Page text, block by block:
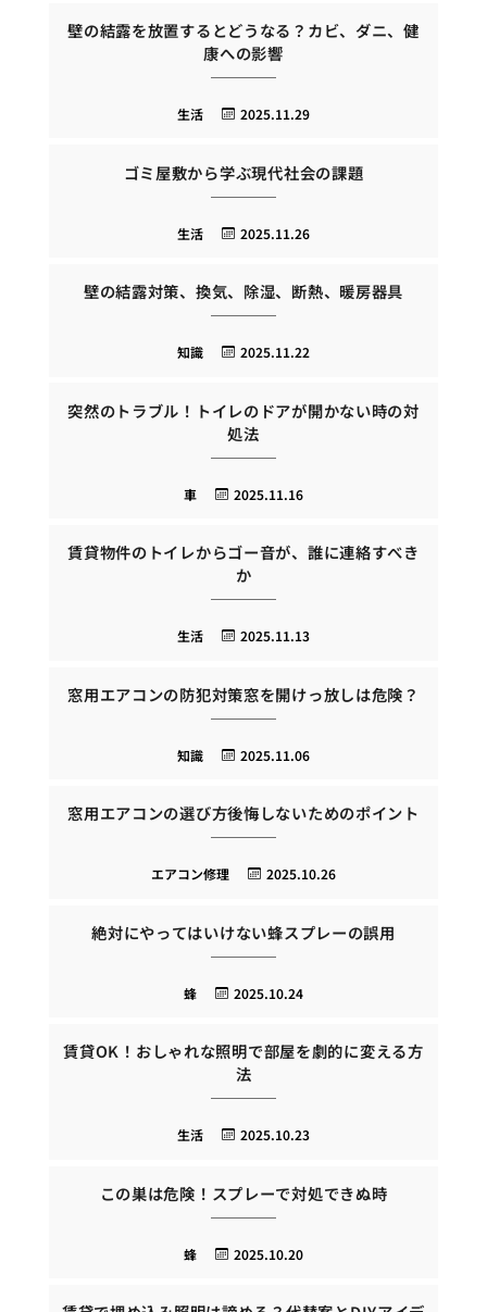
壁の結露を放置するとどうなる？カビ、ダニ、健
康への影響
2025.11.29
生活
ゴミ屋敷から学ぶ現代社会の課題
2025.11.26
生活
壁の結露対策、換気、除湿、断熱、暖房器具
2025.11.22
知識
突然のトラブル！トイレのドアが開かない時の対
処法
2025.11.16
車
賃貸物件のトイレからゴー音が、誰に連絡すべき
か
2025.11.13
生活
窓用エアコンの防犯対策窓を開けっ放しは危険？
2025.11.06
知識
窓用エアコンの選び方後悔しないためのポイント
2025.10.26
エアコン修理
絶対にやってはいけない蜂スプレーの誤用
2025.10.24
蜂
賃貸OK！おしゃれな照明で部屋を劇的に変える方
法
2025.10.23
生活
この巣は危険！スプレーで対処できぬ時
2025.10.20
蜂